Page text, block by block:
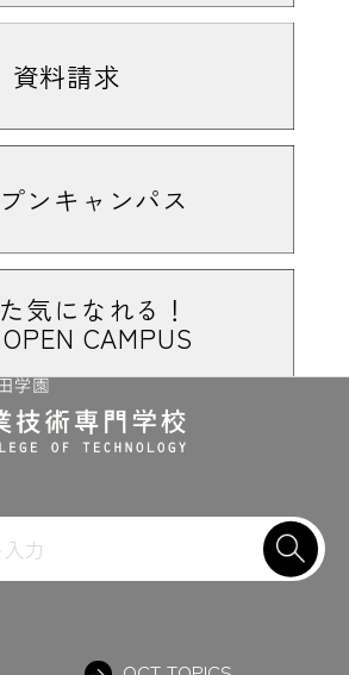
資料請求
ンキャンパス
気になれる！
CAMPUS